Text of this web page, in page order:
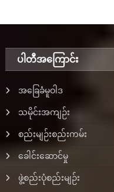
ပါတီအ‌ကြောင်း
အခြေခံမူဝါဒ
သမိုင်းအကျဉ်း
စည်းမျဉ်းစည်းကမ်း
ခေါင်းဆောင်မှု
ဖွဲ့စည်းပုံစည်းမျဉ်း